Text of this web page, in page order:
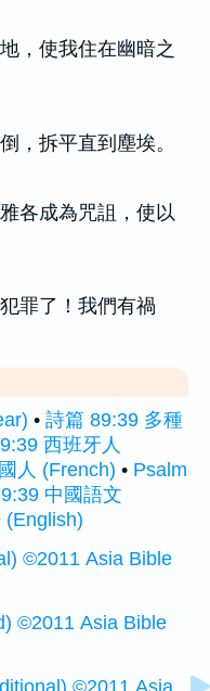
，使我住在幽暗之
，拆平直到塵埃。
各成為咒詛，使以
罪了！我們有禍
• 詩篇 89:39 多種
西班牙人
人 (French) • Psalm
中國語文
(English)
©2011 Asia Bible
©2011 Asia Bible